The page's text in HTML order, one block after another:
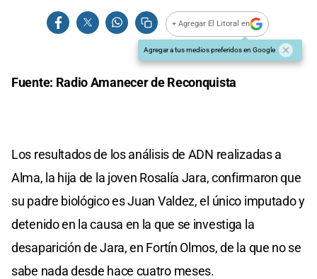
+ Agregar El Litoral en
Agregar a tus medios preferidos en Google
Fuente: Radio Amanecer de Reconquista
Los resultados de los análisis de ADN realizadas a
Alma, la hija de la joven Rosalía Jara, confirmaron que
su padre biológico es Juan Valdez, el único imputado y
detenido en la causa en la que se investiga la
desaparición de Jara, en Fortín Olmos, de la que no se
sabe nada desde hace cuatro meses.